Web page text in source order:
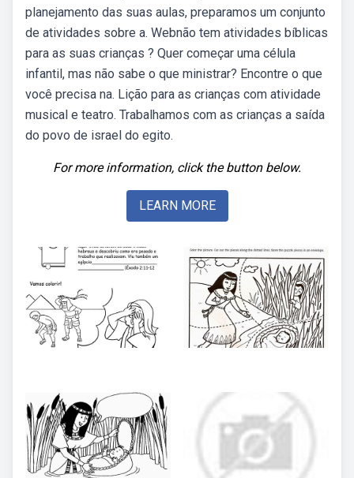
planejamento das suas aulas, preparamos um conjunto
de atividades sobre a. Webnão tem atividades bíblicas
para as suas crianças ? Quer começar uma célula
infantil, mas não sabe o que ministrar? Encontre o que
você precisa na. Lição para as crianças com atividade
musical e teatro. Trabalhamos com as crianças a saída
do povo de israel do egito.
For more information, click the button below.
LEARN MORE